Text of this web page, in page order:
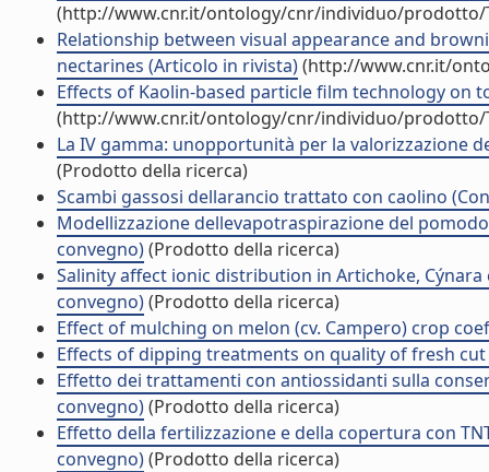
(http://www.cnr.it/ontology/cnr/individuo/prodotto/
Relationship between visual appearance and
nectarines (Articolo in rivista)(http://www.cnr.it/
Effects of Kaolin-based particle film technology on
(http://www.cnr.it/ontology/cnr/individuo/prodotto/
La IV gamma: unopportunità per la
(Prodotto della ricerca)
Scambi gassosi dellarancio trattato con caolino
Modellizzazione dellevapotraspirazione del
convegno)(Prodotto della ricerca)
Salinity affect ionic distribution in Artichoke,
convegno)(Prodotto della ricerca)
Effect of mulching on melon (cv. Campero) crop
Effects of dipping treatments on quality of fresh
Effetto dei trattamenti con antiossidanti sulla
convegno)(Prodotto della ricerca)
Effetto della fertilizzazione e della copertura con
convegno)(Prodotto della ricerca)